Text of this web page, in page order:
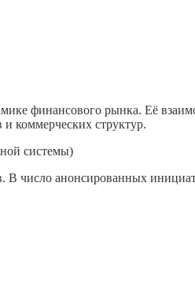
финансового рынка. Её
коммерческих структур.
системы)
число анонсированных